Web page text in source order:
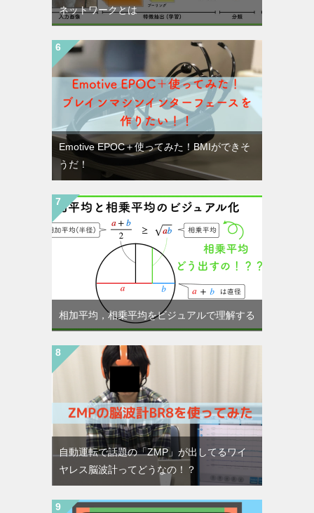
ネットワークとは
Emotive EPOC＋使ってみた！BMIができそ
うだ！
相加平均，相乗平均をビジュアルで理解する
自動運転で話題の「ZMP」が出してるワイ
ヤレス脳波計ってどうなの！？